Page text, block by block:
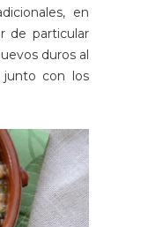
en
de particular
duros al
junto con los